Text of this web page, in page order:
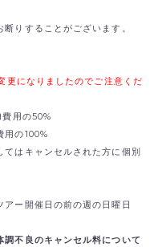
りすることがございます。
更になりましたのでご注意くだ
用の50%
用の100%
はキャンセルされた方に個別
ー開催日の前の週の日曜日
不良のキャンセル料について